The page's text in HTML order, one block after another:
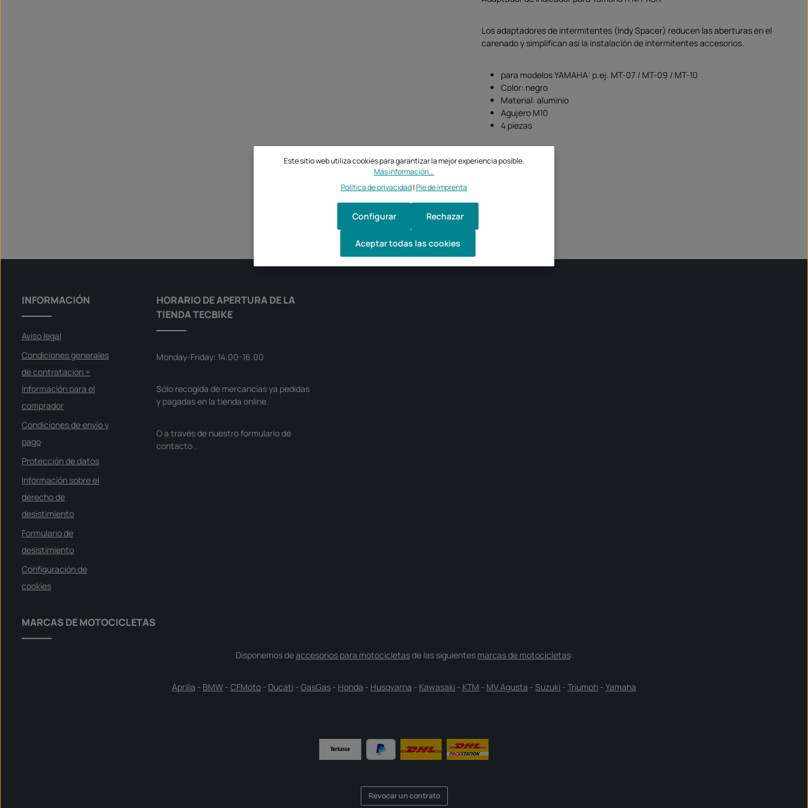
Los adaptadores de intermitentes (Indy Spacer) reducen las aberturas en el
carenado y simplifican así la instalación de intermitentes accesorios.
para modelos YAMAHA: p.ej. MT-07 / MT-09 / MT-10
Color: negro
Material: aluminio
Agujero M10
4 piezas
INFORMACIÓN
Aviso legal
Condiciones generales
de contratación +
Información para el
comprador
Condiciones de envío y
pago
Protección de datos
Información sobre el
derecho de
desistimiento
Formulario de
desistimiento
Configuración de
cookies
HORARIO DE APERTURA DE LA
TIENDA TECBIKE
Monday-Friday: 14.00-16.00
Sólo recogida de mercancías ya pedidas
y pagadas en la tienda online.
O a través de nuestro formulario de
contacto .
MARCAS DE MOTOCICLETAS
Disponemos deaccesorios para motocicletasde las siguientes marcas de motocicletas:
Aprilia - BMW - CFMoto - Ducati - GasGas - Honda - Husqvarna - Kawasaki - KTM - MV Agusta - Suzuki - Triumph - Yamaha
Revocar un contrato
Este sitio web utiliza cookies para garantizar la mejor experiencia posible.
Más información...
Política de privacidad|Pie de imprenta
Rechazar
Configurar
Aceptar todas las cookies